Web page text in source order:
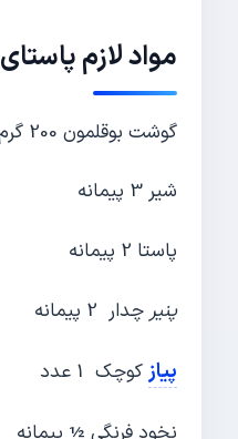
مواد لازم پاستای
گوشت بوقلمون 200 گرم
شیر 3 پیمانه
پاستا 2 پیمانه
پنیر چدار 2 پیمانه
پیازکوچک 1 عدد